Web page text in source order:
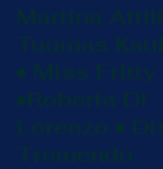
Martina
Tuomas
• Miss Fritty
•Roberta Di
Lorenzo •
Tremendo